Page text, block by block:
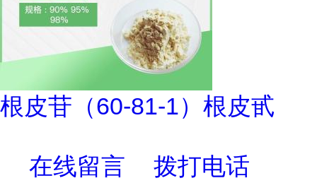
根皮苷（60-81-1）根皮甙
在线留言 拨打电话